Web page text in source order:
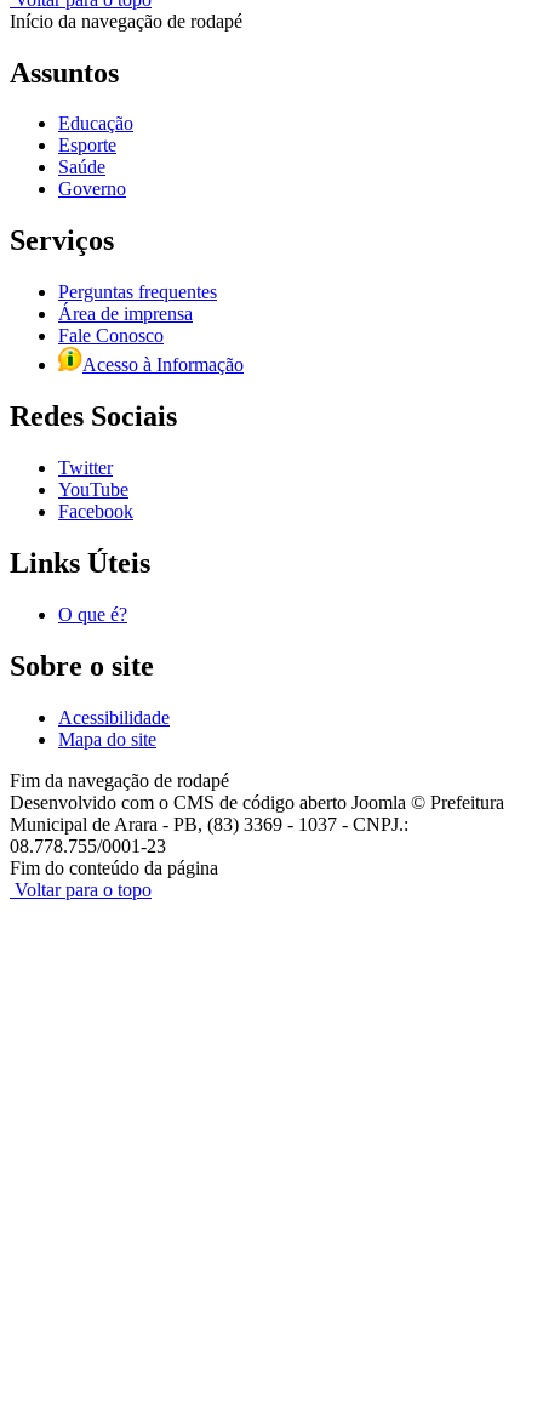
Início da navegação de rodapé
Assuntos
Educação
Esporte
Saúde
Governo
Serviços
Perguntas frequentes
Área de imprensa
Fale Conosco
Acesso à Informação
Redes Sociais
Twitter
YouTube
Facebook
Links Úteis
O que é?
Sobre o site
Acessibilidade
Mapa do site
Fim da navegação de rodapé
Desenvolvido com o CMS de código aberto Joomla © Prefeitura
Municipal de Arara - PB, (83) 3369 - 1037 - CNPJ.:
08.778.755/0001-23
Fim do conteúdo da página
Voltar para o topo